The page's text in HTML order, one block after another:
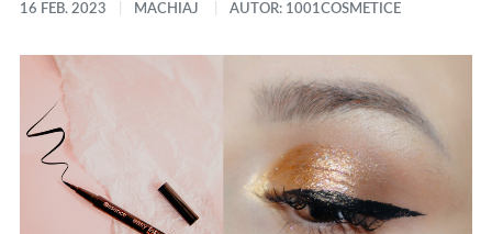
16 FEB. 2023
MACHIAJ AUTOR: 1001COSMETICE